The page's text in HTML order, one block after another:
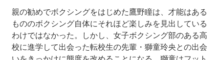
親の勧めでボクシングをはじめた鷹野瞳は、才能はある
もののボクシング自体にそれほど楽しみを見出している
わけではなかった。しかし、女子ボクシング部のある高
校に進学して出会った転校生の先輩・獅童玲央との出会